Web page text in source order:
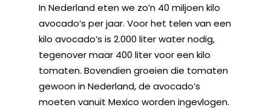
In Nederland eten we zo’n 40 miljoen kilo
avocado’s per jaar. Voor het telen van een
kilo avocado’s is 2.000 liter water nodig,
tegenover maar 400 liter voor een kilo
tomaten. Bovendien groeien die tomaten
gewoon in Nederland, de avocado’s
moeten vanuit Mexico worden ingevlogen.